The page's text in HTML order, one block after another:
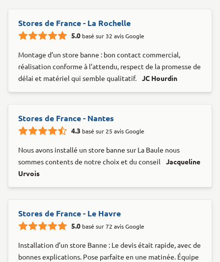
Stores de France - La Rochelle
5.0 basé sur 32 avis Google
Montage d’un store banne : bon contact commercial,
réalisation conforme à l’attendu, respect de la promesse de
délai et matériel qui semble qualitatif.
JC Hourdin
Stores de France - Nantes
4.3 basé sur 25 avis Google
Nous avons installé un store banne sur La Baule nous
sommes contents de notre choix et du conseil
Jacqueline
Urvois
Stores de France - Le Havre
5.0 basé sur 72 avis Google
Installation d’un store Banne : Le devis était rapide, avec de
bonnes explications. Pose parfaite en une matinée. Équipe